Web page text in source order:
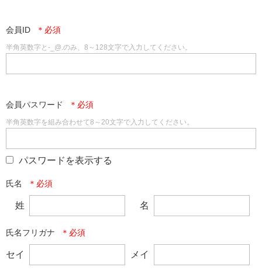
会員ID
半角英数字と-_@.のみ、8～128文字で入力してください。
会員パスワード
半角英数字を組み合わせて8～20文字で入力してください。
パスワードを表示する
氏名
姓 名
氏名フリガナ
セイ メイ